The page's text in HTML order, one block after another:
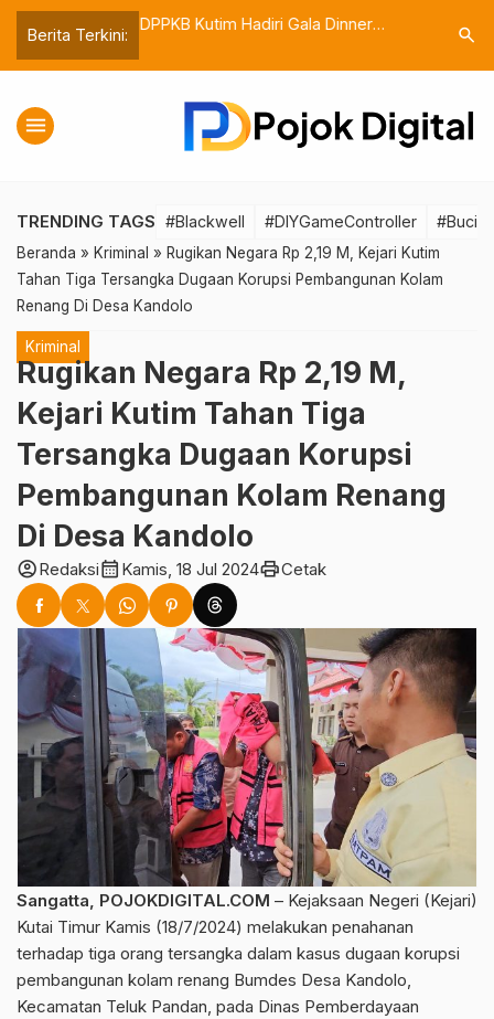
Berita Terkini:
Sepaso
DPPKB Kutim Hadiri Gala Dinner
search
menu
TRENDING TAGS #Blackwell #DIYGameController #Bucin
Beranda » Kriminal » Rugikan Negara Rp 2,19 M, Kejari Kutim
Tahan Tiga Tersangka Dugaan Korupsi Pembangunan Kolam
Renang Di Desa Kandolo
Kriminal
Rugikan Negara Rp 2,19 M,
Kejari Kutim Tahan Tiga
Tersangka Dugaan Korupsi
Pembangunan Kolam Renang
Di Desa Kandolo
account_circleRedaksicalendar_month Kamis, 18 Jul 2024printCetak
Sangatta, POJOKDIGITAL.COM – Kejaksaan Negeri (Kejari)
Kutai Timur Kamis (18/7/2024) melakukan penahanan
terhadap tiga orang tersangka dalam kasus dugaan korupsi
pembangunan kolam renang Bumdes Desa Kandolo,
Kecamatan Teluk Pandan, pada Dinas Pemberdayaan